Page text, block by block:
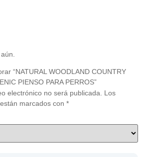
“NATURAL WOODLAND COUNTRY
PIENSO PARA PERROS”
electrónico no será publicada.
Los
marcados con *